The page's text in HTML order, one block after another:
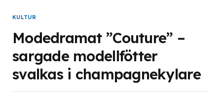
KULTUR
Modedramat ”Couture” –
sargade modellfötter
svalkas i champagnekylare